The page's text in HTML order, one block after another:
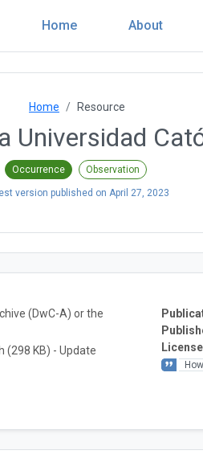
Home About
Home Resource
Universidad
Occurrence Observation
version published on April 27, 2023
(DwC-A) or the
(298 KB) - Update